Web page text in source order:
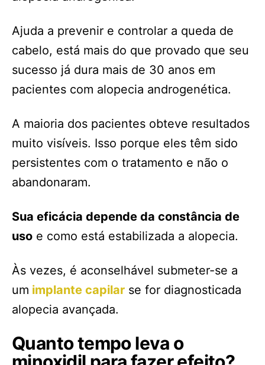
Ajuda a prevenir e controlar a queda de
cabelo, está mais do que provado que seu
sucesso já dura mais de 30 anos em
pacientes com alopecia androgenética.
A maioria dos pacientes obteve resultados
muito visíveis. Isso porque eles têm sido
persistentes com o tratamento e não o
abandonaram.
Sua eficácia depende da constância de
uso e como está estabilizada a alopecia.
Às vezes, é aconselhável submeter-se a
um implante capilar se for diagnosticada
alopecia avançada.
Quanto tempo leva o